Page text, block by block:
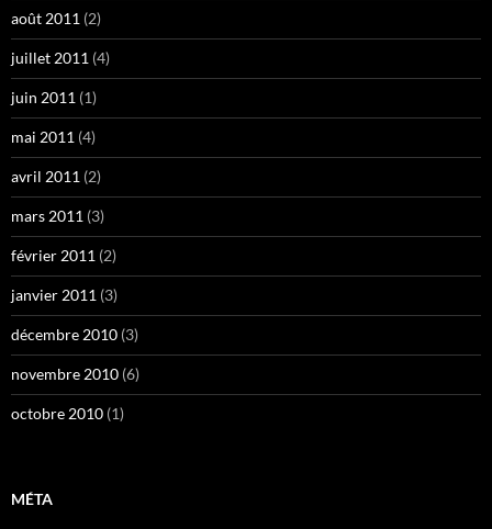
août 2011 (2)
juillet 2011 (4)
juin 2011 (1)
mai 2011 (4)
avril 2011 (2)
mars 2011 (3)
février 2011 (2)
janvier 2011 (3)
décembre 2010 (3)
novembre 2010 (6)
octobre 2010 (1)
MÉTA